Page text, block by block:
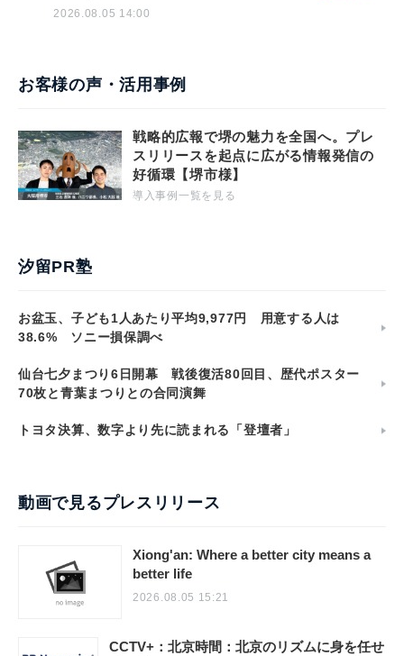
2026.08.05 14:00
お客様の声・活用事例
戦略的広報で堺の魅力を全国へ。プレ
スリリースを起点に広がる情報発信の
好循環【堺市様】
導入事例一覧を見る
汐留PR塾
お盆玉、子ども1人あたり平均9,977円 用意する人は
38.6% ソニー損保調べ
仙台七夕まつり6日開幕 戦後復活80回目、歴代ポスター
70枚と青葉まつりとの合同演舞
トヨタ決算、数字より先に読まれる「登壇者」
動画で見るプレスリリース
Xiong'an: Where a better city means a
better life
2026.08.05 15:21
CCTV+：北京時間：北京のリズムに身を任せ